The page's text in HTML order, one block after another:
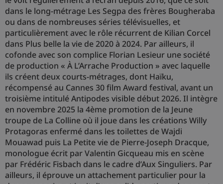
dans le long-métrage Les Segpa des frères Bougheraba
ou dans de nombreuses séries télévisuelles, et
particulièrement avec le rôle récurrent de Kilian Corcel
dans Plus belle la vie de 2020 à 2024. Par ailleurs, il
cofonde avec son complice Florian Lesieur une société
de production « À L’Arrache Production » avec laquelle
ils créent deux courts-métrages, dont Haïku,
récompensé au Cannes 30 film Award festival, avant un
troisième intitulé Antipodes visible début 2026. Il intègre
en novembre 2025 la 4ème promotion de la Jeune
troupe de La Colline où il joue dans les créations Willy
Protagoras enfermé dans les toilettes de Wajdi
Mouawad puis La Petite vie de Pierre-Joseph Dracque,
monologue écrit par Valentin Gicqueau mis en scène
par Frédéric Fisbach dans le cadre d’Aux Singuliers. Par
ailleurs, il éprouve un attachement particulier pour la